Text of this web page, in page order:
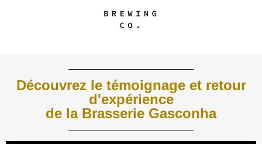
Découvrez le témoignage et retour
d'expérience
de la Brasserie Gasconha